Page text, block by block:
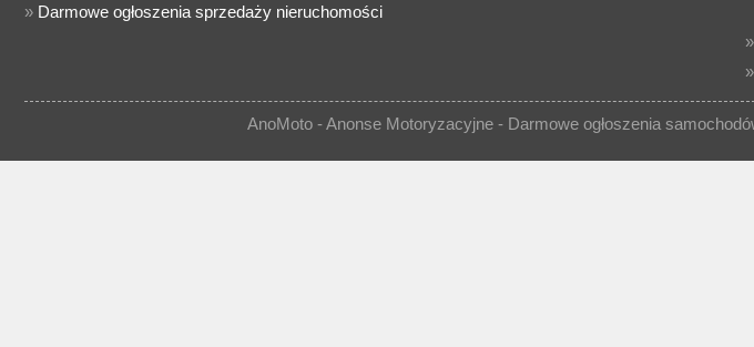
» Darmowe ogłoszenia sprzedaży nieruchomości
»
»
AnoMoto - Anonse Motoryzacyjne - Darmowe ogłoszenia